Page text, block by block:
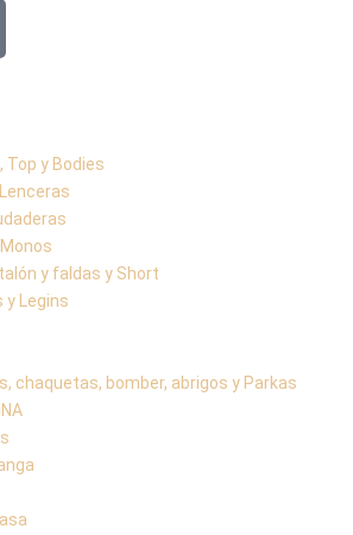
y Bodies
y faldas y Short
y Legins
chaquetas, bomber, abrigos y Parkas